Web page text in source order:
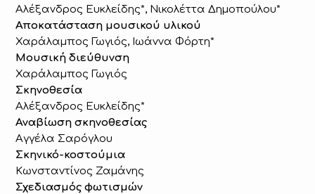
Αλέξανδρος Ευκλείδης*, Νικολέττα Δημοπούλου*
Αποκατάσταση μουσικού υλικού
Χαράλαμπος Γωγιός, Ιωάννα Φόρτη*
Μουσική διεύθυνση
Χαράλαμπος Γωγιός
Σκηνοθεσία
Αλέξανδρος Ευκλείδης*
Αναβίωση σκηνοθεσίας
Αγγέλα Σαρόγλου
Σκηνικό-κοστούμια
Κωνσταντίνος Ζαμάνης
Σχεδιασμός φωτισμών